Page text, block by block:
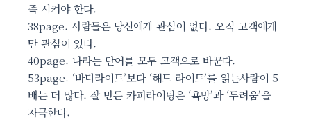
족 시켜야 한다.
38page. 사람들은 당신에게 관심이 없다. 오직 고객에게
만 관심이 있다.
40page. 나라는 단어를 모두 고객으로 바꾼다.
53page. ‘바디라이트’보다 ‘해드 라이트’를 읽는사람이 5
배는 더 많다. 잘 만든 카피라이팅은 ‘욕망’과 ‘두려움’을
자극한다.